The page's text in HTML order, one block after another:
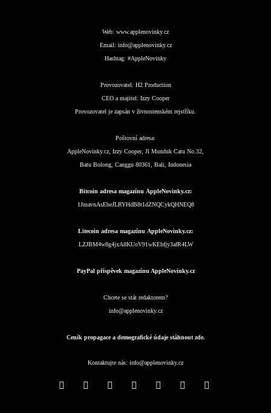
Web: www.applenovinky.cz
Email: info@applenovinky.cz
Hashtag: #AppleNovinky
Provozovatel: H2 Production
CEO a majitel: Izzy Cooper
Provozovatel je zapsán v živnostenském rejstříku.
Poštovní adresa:
AppleNovinky.cz, Izzy Cooper, Jl Munduk Catu No.32,
Batu Bolong, Canggu 80361, Bali, Indonesia
Bitcoin adresa magazínu AppleNovinky.cz:
1JmavnAsEbeJLRYHdB8t1dZNQCykQHNEQ8
Litecoin adresa magazínu AppleNovinky.cz:
LZJBM4w8g4jxA8KUoV91wKEbfjy3afR4LW
PayPal příspěvek magazínu AppleNovinky.cz
Chcete se stát redaktorem?
info@applenovinky.cz
Ceník propagace a demografické údaje stáhnout zde.
Kontaktujte nás: info@applenovinky.cz